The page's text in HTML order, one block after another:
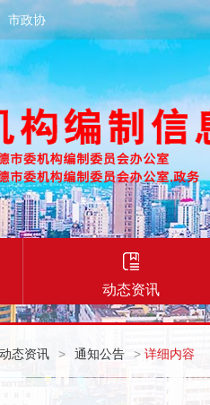
市政协
动态资讯
动态资讯 > 通知公告 > 详细内容